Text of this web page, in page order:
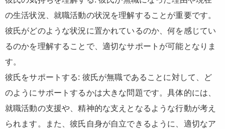
の生活状況、就職活動の状況を理解することが重要です。
彼氏がどのような状況に置かれているのか、何を感じてい
るのかを理解することで、適切なサポートが可能となりま
す。
彼氏をサポートする: 彼氏が無職であることに対して、ど
のようにサポートするかは大きな問題です。具体的には、
就職活動の支援や、精神的な支えとなるような行動が考え
られます。また、彼氏自身が自立できるように、適切なア